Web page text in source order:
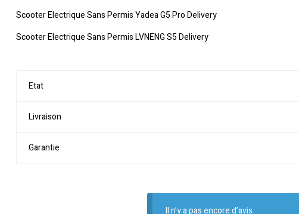
Scooter Electrique Sans Permis Yadea G5 Pro Delivery
Scooter Electrique Sans Permis LVNENG S5 Delivery
Etat
Livraison
Garantie
Il n’y a pas encore d’avis.